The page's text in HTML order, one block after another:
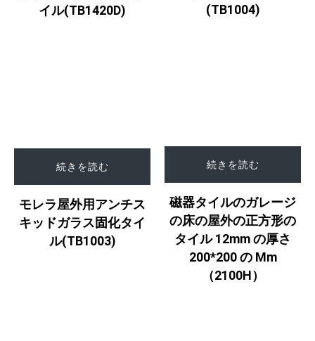
イル(TB1420D)
(TB1004)
続きを読む
モレラ屋外用アンチス
キッドガラス固化タイ
ル(TB1003)
続きを読む
磁器タイルのガレージ
の床の屋外の正方形の
タイル 12mm の厚さ
200*200 の Mm
（2100H）